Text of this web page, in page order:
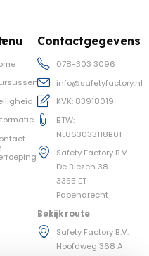
Contactgegevens
078-303 3096
info@safetyfactory.nl
KVK: 83918019
BTW:
NL863033118B01
Safety Factory B.V.
De Biezen 38
3355 ET
Papendrecht
Bekijk route
Safety Factory B.V.
Hoofdweg 368 A